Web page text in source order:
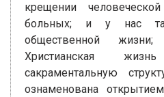
крещении
больных; и у нас
общественной
Христианская
сакраментальную
ознаменована